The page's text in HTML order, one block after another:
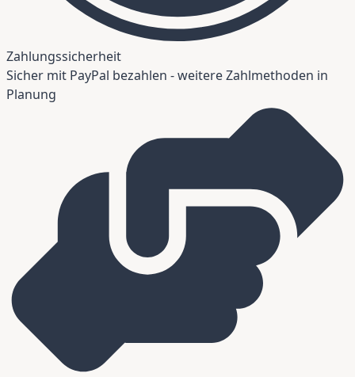
Zahlungssicherheit
Sicher mit PayPal bezahlen - weitere Zahlmethoden in
Planung